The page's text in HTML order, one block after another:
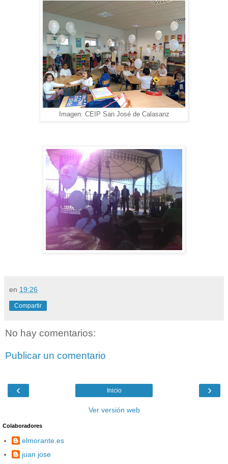
Imagen: CEIP San José de Calasanz
en 19:26
Compartir
No hay comentarios:
Publicar un comentario
‹ ›
Inicio
Ver versión web
Colaboradores
elmorante.es
juan jose